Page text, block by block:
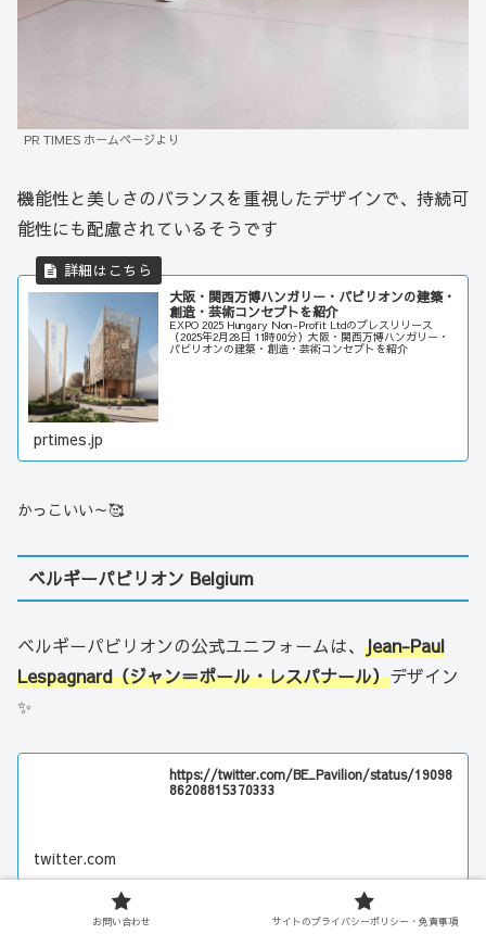
PR TIMES ホームページより
機能性と美しさのバランスを重視したデザインで、持続可
能性にも配慮されているそうです
大阪・関西万博ハンガリー・パビリオンの建築・
創造・芸術コンセプトを紹介
EXPO 2025 Hungary Non-Profit Ltdのプレスリリース
（2025年2月28日 11時00分）大阪・関西万博ハンガリー・
パビリオンの建築・創造・芸術コンセプトを紹介
prtimes.jp
かっこいい～🥰
ベルギーパビリオン Belgium
ベルギーパビリオンの公式ユニフォームは、 Jean-Paul
Lespagnard（ジャン＝ポール・レスパナール）デザイン
✨
https://twitter.com/BE_Pavilion/status/19098
86208815370333
twitter.com
お問い合わせ サイトのプライバシーポリシー・免責事項